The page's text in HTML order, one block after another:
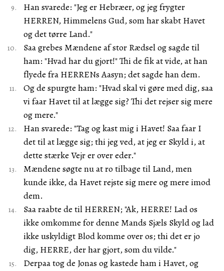
Han svarede: "Jeg er Hebræer, og jeg frygter
HERREN, Himmelens Gud, som har skabt Havet
og det tørre Land."
Saa grebes Mændene af stor Rædsel og sagde til
ham: "Hvad har du gjort!" Thi de fik at vide, at han
flyede fra HERRENs Aasyn; det sagde han dem.
Og de spurgte ham: "Hvad skal vi gøre med dig, saa
vi faar Havet til at lægge sig? Thi det rejser sig mere
og mere."
Han svarede: "Tag og kast mig i Havet! Saa faar I
det til at lægge sig; thi jeg ved, at jeg er Skyld i, at
dette stærke Vejr er over eder."
Mændene søgte nu at ro tilbage til Land, men
kunde ikke, da Havet rejste sig mere og mere imod
dem.
Saa raabte de til HERREN; "Ak, HERRE! Lad os
ikke omkomme for denne Mands Sjæls Skyld og lad
ikke uskyldigt Blod komme over os; thi det er jo
dig, HERRE, der har gjort, som du vilde."
Derpaa tog de Jonas og kastede ham i Havet, og